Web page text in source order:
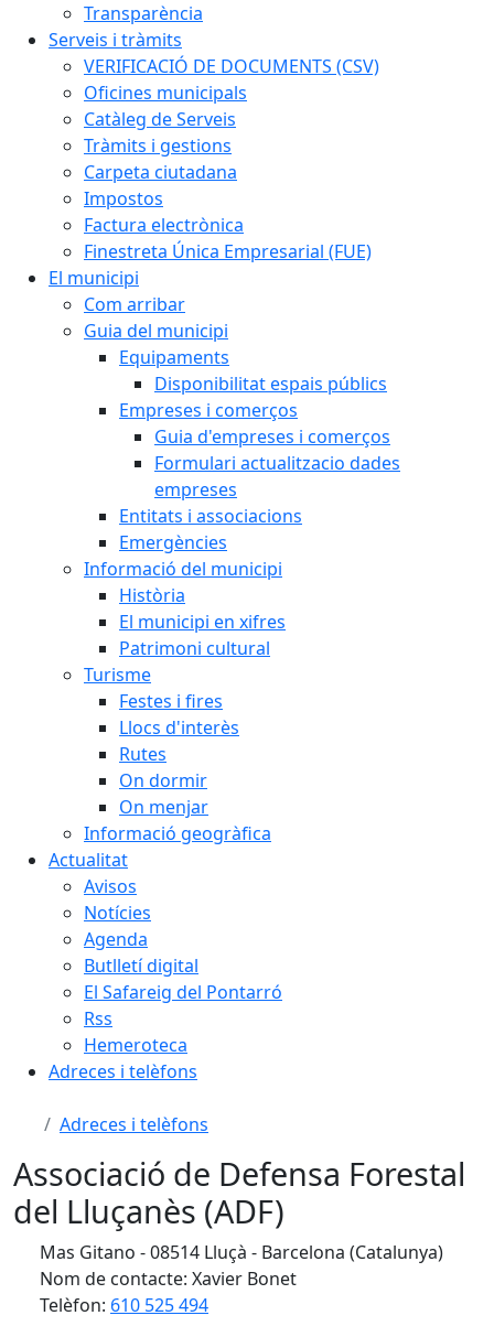
Transparència
Serveis i tràmits
VERIFICACIÓ DE DOCUMENTS (CSV)
Oficines municipals
Catàleg de Serveis
Tràmits i gestions
Carpeta ciutadana
Impostos
Factura electrònica
Finestreta Única Empresarial (FUE)
El municipi
Com arribar
Guia del municipi
Equipaments
Disponibilitat espais públics
Empreses i comerços
Guia d'empreses i comerços
Formulari actualitzacio dades
empreses
Entitats i associacions
Emergències
Informació del municipi
Història
El municipi en xifres
Patrimoni cultural
Turisme
Festes i fires
Llocs d'interès
Rutes
On dormir
On menjar
Informació geogràfica
Actualitat
Avisos
Notícies
Agenda
Butlletí digital
El Safareig del Pontarró
Rss
Hemeroteca
Adreces i telèfons
Adreces i telèfons
Associació de Defensa Forestal
del Lluçanès (ADF)
Mas Gitano - 08514 Lluçà - Barcelona (Catalunya)
Nom de contacte: Xavier Bonet
Telèfon: 610 525 494